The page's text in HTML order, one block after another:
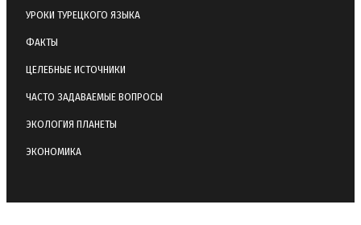
УРОКИ ТУРЕЦКОГО ЯЗЫКА
ФАКТЫ
ЦЕЛЕБНЫЕ ИСТОЧНИКИ
ЧАСТО ЗАДАВАЕМЫЕ ВОПРОСЫ
ЭКОЛОГИЯ ПЛАНЕТЫ
ЭКОНОМИКА